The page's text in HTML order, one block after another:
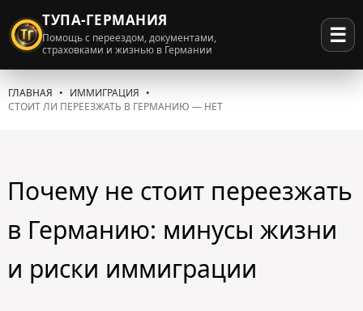
ТУПА-ГЕРМАНИЯ
Помощь с переездом, документами,
страховками и жизнью в Германии
☰
ГЛАВНАЯ
ИММИГРАЦИЯ
СТОИТ ЛИ ПЕРЕЕЗЖАТЬ В ГЕРМАНИЮ — НЕТ
Почему не стоит переезжать
в Германию: минусы жизни
и риски иммиграции